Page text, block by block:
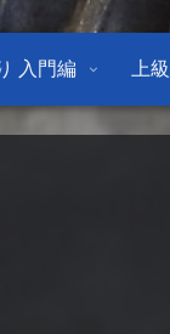
入門編 上